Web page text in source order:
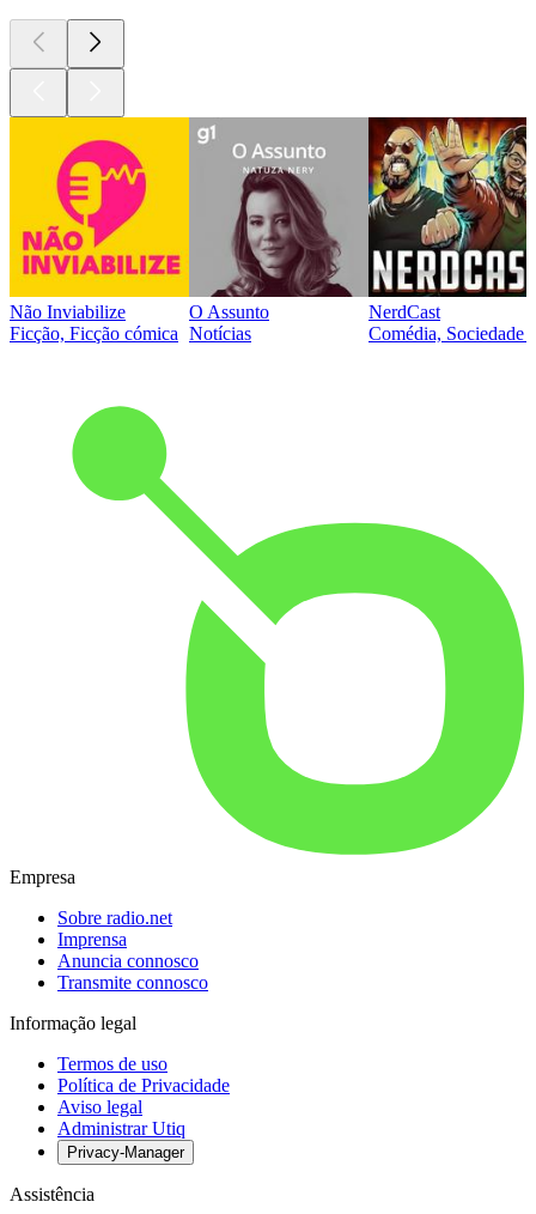
Não Inviabilize
Ficção, Ficção cómica
O Assunto
Notícias
NerdCast
Comédia, Sociedade
Empresa
Sobre radio.net
Imprensa
Anuncia connosco
Transmite connosco
Informação legal
Termos de uso
Política de Privacidade
Aviso legal
Administrar Utiq
Privacy-Manager
Assistência